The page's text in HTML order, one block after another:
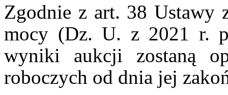
Zgodnie z art. 38 Ustawy
mocy (Dz. U. z 2021 r.
wyniki aukcji zostaną
roboczych od dnia jej